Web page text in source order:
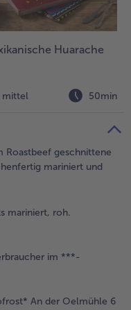
Huarache
mittel 50min
Roastbeef geschnittene
mariniert und
mariniert, roh.
im ***-
An der Oelmühle 6